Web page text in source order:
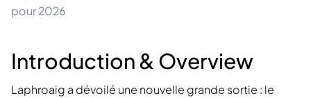
pour 2026
Introduction & Overview
Laphroaig a dévoilé une nouvelle grande sortie : le